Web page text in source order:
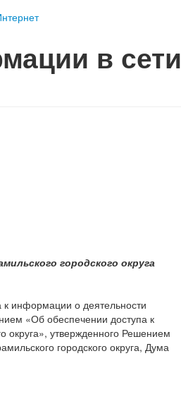
в сети
городского округа
информации о деятельности
«Об обеспечении доступа к
округа», утвержденного Решением
городского округа, Дума